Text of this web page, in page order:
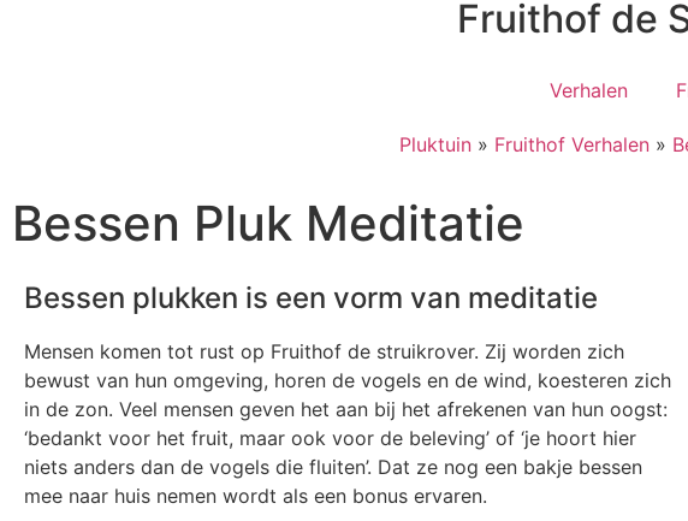
Fruithof de
Verhalen
Pluktuin » Fruithof Verhalen »
Bessen Pluk Meditatie
Bessen plukken is een vorm van meditatie
Mensen komen tot rust op Fruithof de struikrover. Zij worden zich
bewust van hun omgeving, horen de vogels en de wind, koesteren zich
in de zon. Veel mensen geven het aan bij het afrekenen van hun oogst:
‘bedankt voor het fruit, maar ook voor de beleving’ of ‘je hoort hier
niets anders dan de vogels die fluiten’. Dat ze nog een bakje bessen
mee naar huis nemen wordt als een bonus ervaren.